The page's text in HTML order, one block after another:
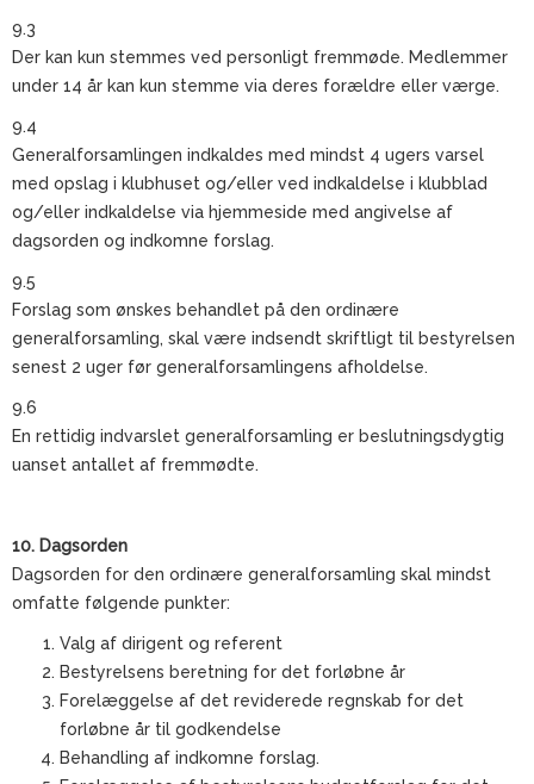
9.3
Der kan kun stemmes ved personligt fremmøde. Medlemmer
under 14 år kan kun stemme via deres forældre eller værge.
9.4
Generalforsamlingen indkaldes med mindst 4 ugers varsel
med opslag i klubhuset og/eller ved indkaldelse i klubblad
og/eller indkaldelse via hjemmeside med angivelse af
dagsorden og indkomne forslag.
9.5
Forslag som ønskes behandlet på den ordinære
generalforsamling, skal være indsendt skriftligt til bestyrelsen
senest 2 uger før generalforsamlingens afholdelse.
9.6
En rettidig indvarslet generalforsamling er beslutningsdygtig
uanset antallet af fremmødte.
10. Dagsorden
Dagsorden for den ordinære generalforsamling skal mindst
omfatte følgende punkter:
Valg af dirigent og referent
Bestyrelsens beretning for det forløbne år
Forelæggelse af det reviderede regnskab for det
forløbne år til godkendelse
Behandling af indkomne forslag.